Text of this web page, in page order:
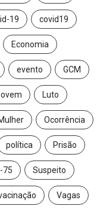
19 covid19
Economia
evento GCM
Luto
Ocorrência
política Prisão
75 Suspeito
Vagas